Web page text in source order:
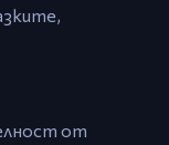
от